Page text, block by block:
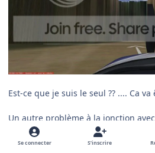
Est-ce que je suis le seul ?? .... Ca
Un autre problème à la jonction
normal ?) :
Se connecter S’inscrire